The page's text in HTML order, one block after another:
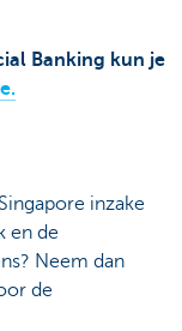
Banking kun je
inzake
en de
Neem dan
de